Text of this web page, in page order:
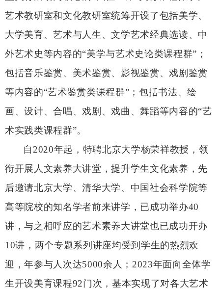
艺术教研室和文化教研室统筹开设了包括美学、
大学美育、艺术与人生、文学艺术经典选读、中
外艺术史等内容的“美学与艺术史论类课程群” ；
包括音乐鉴赏、美术鉴赏、影视鉴赏、戏剧鉴赏
等内容的“艺术鉴赏类课程群” ；包括书法、绘
画、设计、合唱、戏剧、戏曲、舞蹈等内容的“艺
术实践类课程群”。
自2020年起，特聘北京大学杨荣祥教授，领
衔开展人文素养大讲堂，提升学生文化素养，先
后邀请北京大学、清华大学、中国社会科学院等
高等院校的知名学者前来讲学，已成功举办40
讲，与之相呼应的艺术素养大讲堂也已成功开办
10讲，两个专题系列讲座均受到学生的热烈欢
迎，年参与人次达5000余人；2023年面向全体学
生开设美育课程92门次，基本实现了对各大艺术